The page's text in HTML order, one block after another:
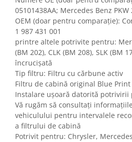
Ochelari de soare
Ochelari de vedere
Gaming, Carti & Birotica
Birotica & Papetarie
Console, Jocuri & Accesorii
Ingrijire personala & Cosmetice
Accesorii aparate de ras electrice
Accesorii aparate hair styling
Aparate & Accesorii ingrijire
personala
Aparate cosmetice
05101438AA; Mercedes Benz
OEM (doar pentru comparație):
1 987 431 001
printre altele potrivite pentru:
(BM 202), CLK (BM 208), SLK (BM
încrucișată
Tip filtru: Filtru cu cărbune activ
Filtru de cabină original Blue Print
Instalare ușoară datorită potrivirii
Vă rugăm să consultați
vehiculului pentru intervalele
a filtrului de cabină
Potrivit pentru: Chrysler,